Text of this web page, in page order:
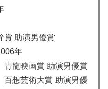
助演男優賞
年
龍映画賞 助演男優賞
想芸術大賞 助演男優